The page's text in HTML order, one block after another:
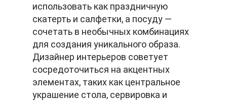
использовать как праздничную
скатерть и салфетки, а посуду —
сочетать в необычных комбинациях
для создания уникального образа.
Дизайнер интерьеров советует
сосредоточиться на акцентных
элементах, таких как центральное
украшение стола, сервировка и